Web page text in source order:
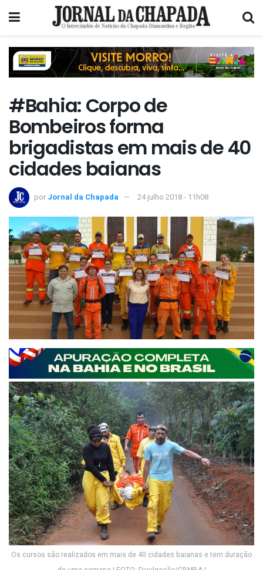
#Bahia: Corpo de
Bombeiros forma
brigadistas em mais de 40
cidades baianas
por Jornal da Chapada 24 julho 2018 - 11h08
Os cursos são realizados em mais de 40 cidades baianas e tem duração